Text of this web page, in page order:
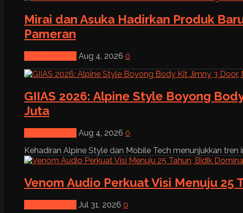
Mirai dan Asuka Hadirkan Produk
Pameran
Aug 4, 2026 0
GIIAS 2026: Alpine Style Boyong
Juta
Aug 4, 2026 0
Kehadiran Alpine Style dan Mobile Tech menunjukkan tren
Venom Audio Perkuat Visi Menuju
Jul 31, 2026 0